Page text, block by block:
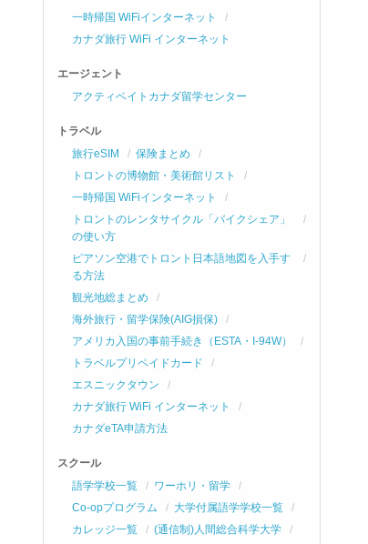
一時帰国 WiFiインターネット
カナダ旅行 WiFi インターネット
エージェント
アクティベイトカナダ留学センター
トラベル
旅行eSIM
保険まとめ
トロントの博物館・美術館リスト
一時帰国 WiFiインターネット
トロントのレンタサイクル「バイクシェア」
の使い方
ピアソン空港でトロント日本語地図を入手す
る方法
観光地総まとめ
海外旅行・留学保険(AIG損保)
アメリカ入国の事前手続き（ESTA・I-94W）
トラベルプリペイドカード
エスニックタウン
カナダ旅行 WiFi インターネット
カナダeTA申請方法
スクール
語学学校一覧
ワーホリ・留学
Co-opプログラム
大学付属語学学校一覧
カレッジ一覧
(通信制)人間総合科学大学